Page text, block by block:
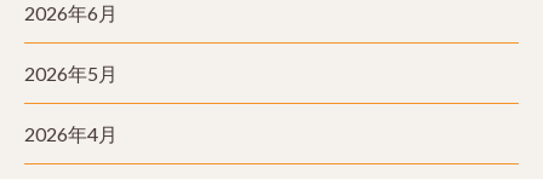
2026年6月
2026年5月
2026年4月